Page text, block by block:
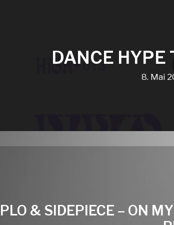
DANCE HYPE
8. Mai
& SIDEPIECE – ON